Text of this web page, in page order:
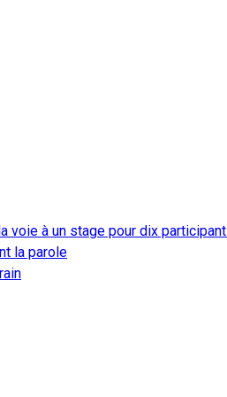
voie à un stage pour dix
la parole